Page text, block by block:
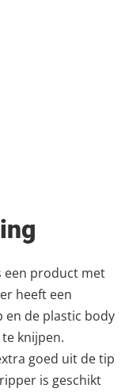
een product met
heeft een
de plastic body
knijpen.
goed uit de tip
is geschikt